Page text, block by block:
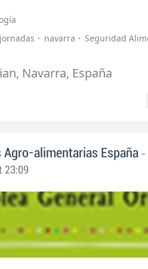
jornadas navarra
Seguridad
Navarra, España
Agro-alimentarias España -
23:09